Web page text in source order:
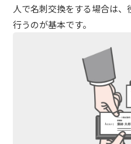
人で名刺交換をする場合は
行うのが基本です。